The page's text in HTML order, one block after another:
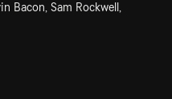
Bacon, Sam Rockwell,